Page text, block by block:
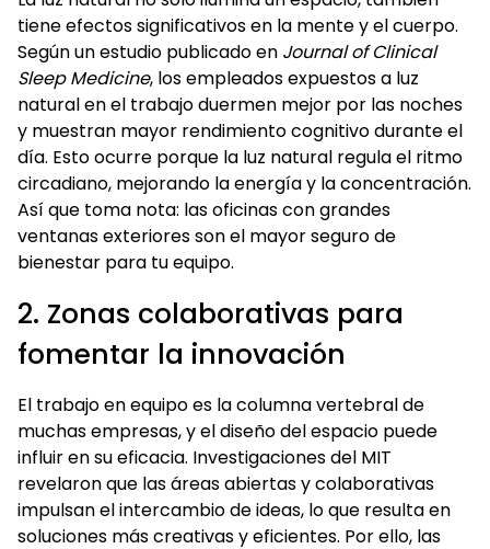
tiene efectos significativos en la mente y el cuerpo.
Según un estudio publicado en Journal of Clinical
Sleep Medicine, los empleados expuestos a luz
natural en el trabajo duermen mejor por las noches
y muestran mayor rendimiento cognitivo durante el
día. Esto ocurre porque la luz natural regula el ritmo
circadiano, mejorando la energía y la concentración.
Así que toma nota: las oficinas con grandes
ventanas exteriores son el mayor seguro de
bienestar para tu equipo.
2. Zonas colaborativas para
fomentar la innovación
El trabajo en equipo es la columna vertebral de
muchas empresas, y el diseño del espacio puede
influir en su eficacia. Investigaciones del MIT
revelaron que las áreas abiertas y colaborativas
impulsan el intercambio de ideas, lo que resulta en
soluciones más creativas y eficientes. Por ello, las